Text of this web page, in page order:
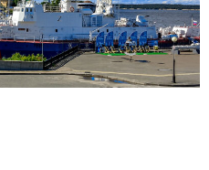
Еще 6 фото